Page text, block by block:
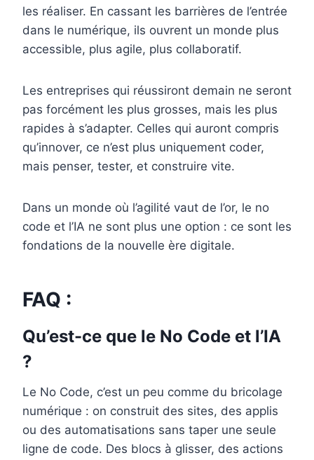
les réaliser. En cassant les barrières de l’entrée
dans le numérique, ils ouvrent un monde plus
accessible, plus agile, plus collaboratif.
Les entreprises qui réussiront demain ne seront
pas forcément les plus grosses, mais les plus
rapides à s’adapter. Celles qui auront compris
qu’innover, ce n’est plus uniquement coder,
mais penser, tester, et construire vite.
Dans un monde où l’agilité vaut de l’or, le no
code et l’IA ne sont plus une option : ce sont les
fondations de la nouvelle ère digitale.
FAQ :
Qu’est-ce que le No Code et l’IA
?
Le No Code, c’est un peu comme du bricolage
numérique : on construit des sites, des applis
ou des automatisations sans taper une seule
ligne de code. Des blocs à glisser, des actions